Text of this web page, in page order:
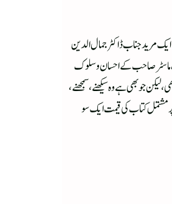
مرید جناب ڈاکٹر جمال الدین
ماسٹر صاحب کے احسان وسلوک
جو بھی ہے وہ سیکھنے، سمجھنے،
پڑھے لکھے لوگوں کے لیے بھی مفید ہے اور حضرت کے مریدین،متوسلین، متعلقین اور معاصرین کے لیے بھی یکساں مفید ہے، 72 صفحات پر مشتمل کتاب کی قیمت ایک سو